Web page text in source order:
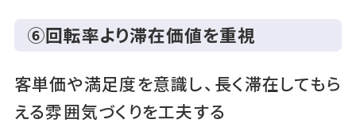
⑥回転率より滞在価値を重視
客単価や満足度を意識し、長く滞在してもら
える雰囲気づくりを工夫する